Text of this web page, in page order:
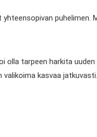
puhelimen.
olla tarpeen harkita
kasvaa jatkuvasti.